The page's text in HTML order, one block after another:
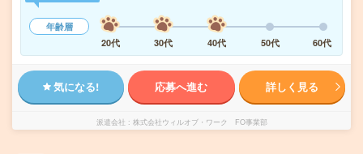
年齢層
20代
30代 40代 50代 60代
気になる! 応募へ進む 詳しく見る
派遣会社 株式会社ウィルオブ・ワーク FO事業部